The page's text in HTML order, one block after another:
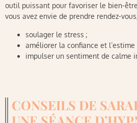
outil puissant pour favoriser le bien-
vous avez envie de prendre rendez-
soulager le stress ;
améliorer la confiance et l’estime
impulser un sentiment de calme
CONSEILS DE